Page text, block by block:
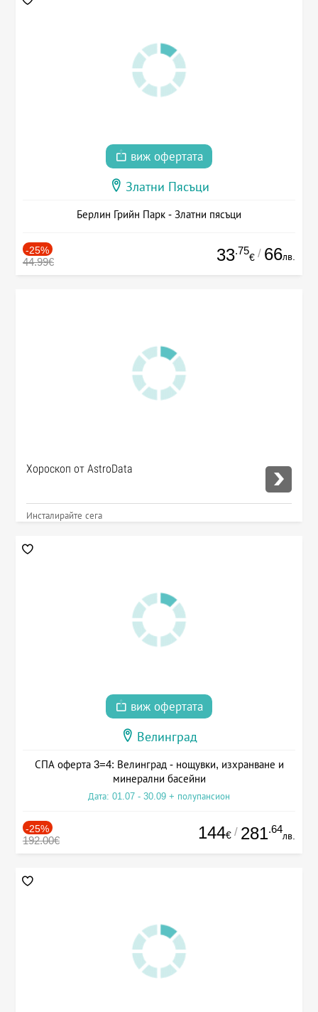
виж офертата
Златни Пясъци
Берлин Грийн Парк - Златни пясъци
-25%
44.99€ 33.75
€ / 66лв.
Хороскоп от AstroData
Инсталирайте сега
виж офертата
Велинград
СПА оферта 3=4: Велинград - нощувки, изхранване и
минерални басейни
Дата: 01.07 - 30.09 + полупансион
-25%
192.00€ 144€ / 281.64
лв.